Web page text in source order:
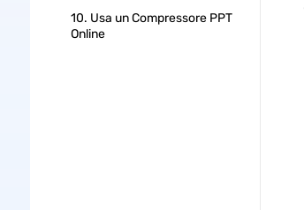
10. Usa un Compressore PPT
Online